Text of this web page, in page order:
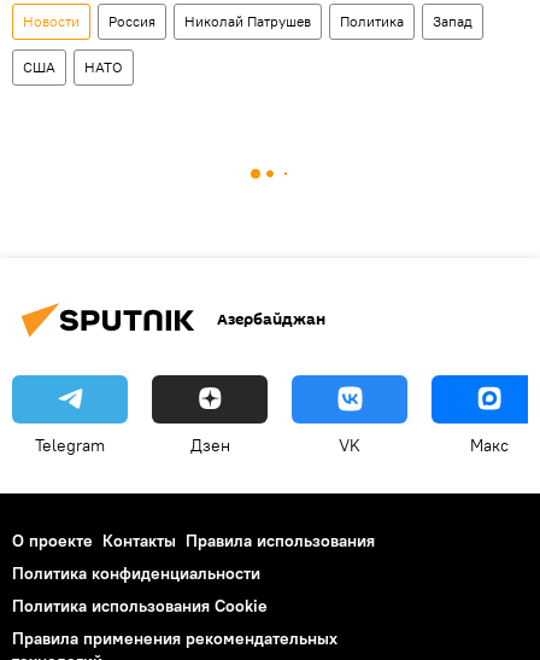
Новости Россия Николай Патрушев Политика Запад
США НАТО
Азербайджан
Telegram Дзен VK Макс
О проекте Контакты Правила использования
Политика конфиденциальности
Политика использования Cookie
Правила применения рекомендательных